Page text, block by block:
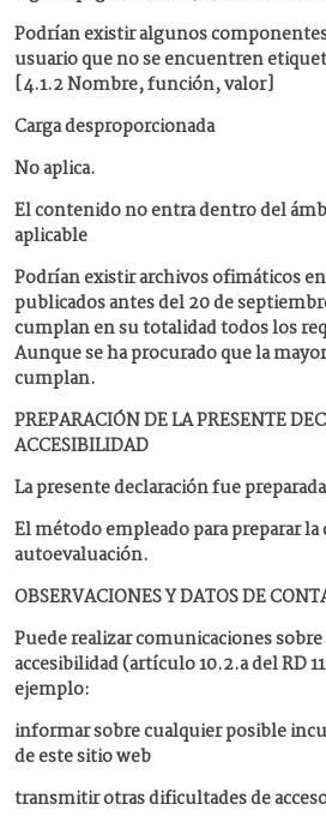
Podrían existir algunos
usuario que no se encuentren
[4.1.2 Nombre, función, valor]
Carga desproporcionada
No aplica.
El contenido no entra dentro del
aplicable
Podrían existir archivos ofimáticos
publicados antes del 20 de
cumplan en su totalidad todos los
Aunque se ha procurado que la
cumplan.
PREPARACIÓN DE LA PRESENTE
ACCESIBILIDAD
La presente declaración fue
El método empleado para preparar
autoevaluación.
OBSERVACIONES Y DATOS DE
Puede realizar comunicaciones
accesibilidad (artículo 10.2.a del RD
ejemplo:
informar sobre cualquier posible
de este sitio web
transmitir otras dificultades de